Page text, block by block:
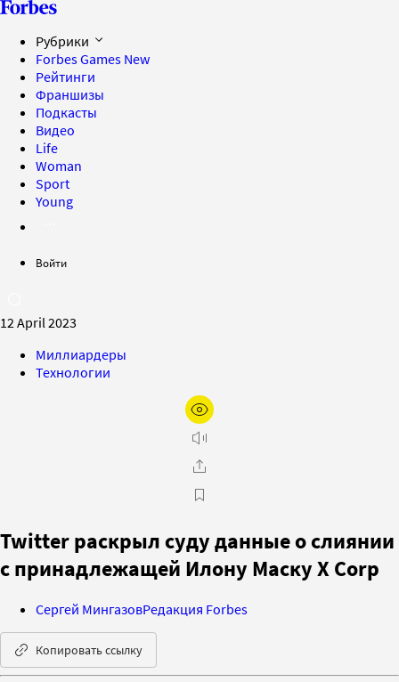
Рубрики
Forbes Games New
Рейтинги
Франшизы
Подкасты
Видео
Life
Woman
Sport
Young
Войти
12 April 2023
Миллиардеры
Технологии
Twitter раскрыл суду данные о слиянии
с принадлежащей Илону Маску X Corp
Сергей МингазовРедакция Forbes
Копировать ссылку